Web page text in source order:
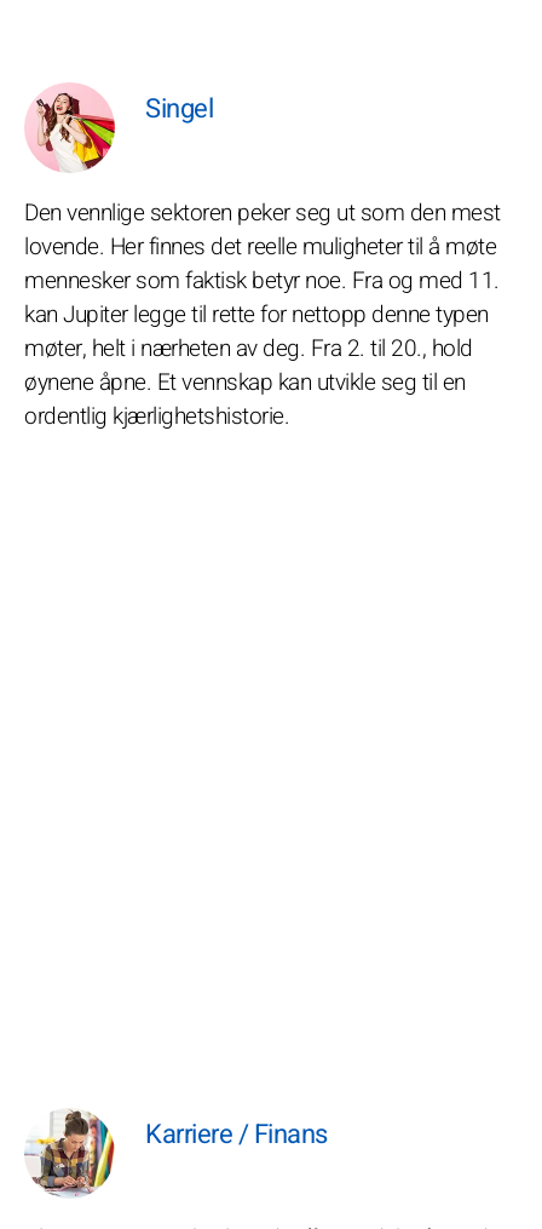
Singel
Den vennlige sektoren peker seg ut som den mest
lovende. Her finnes det reelle muligheter til å møte
mennesker som faktisk betyr noe. Fra og med 11.
kan Jupiter legge til rette for nettopp denne typen
møter, helt i nærheten av deg. Fra 2. til 20., hold
øynene åpne. Et vennskap kan utvikle seg til en
ordentlig kjærlighetshistorie.
Karriere / Finans